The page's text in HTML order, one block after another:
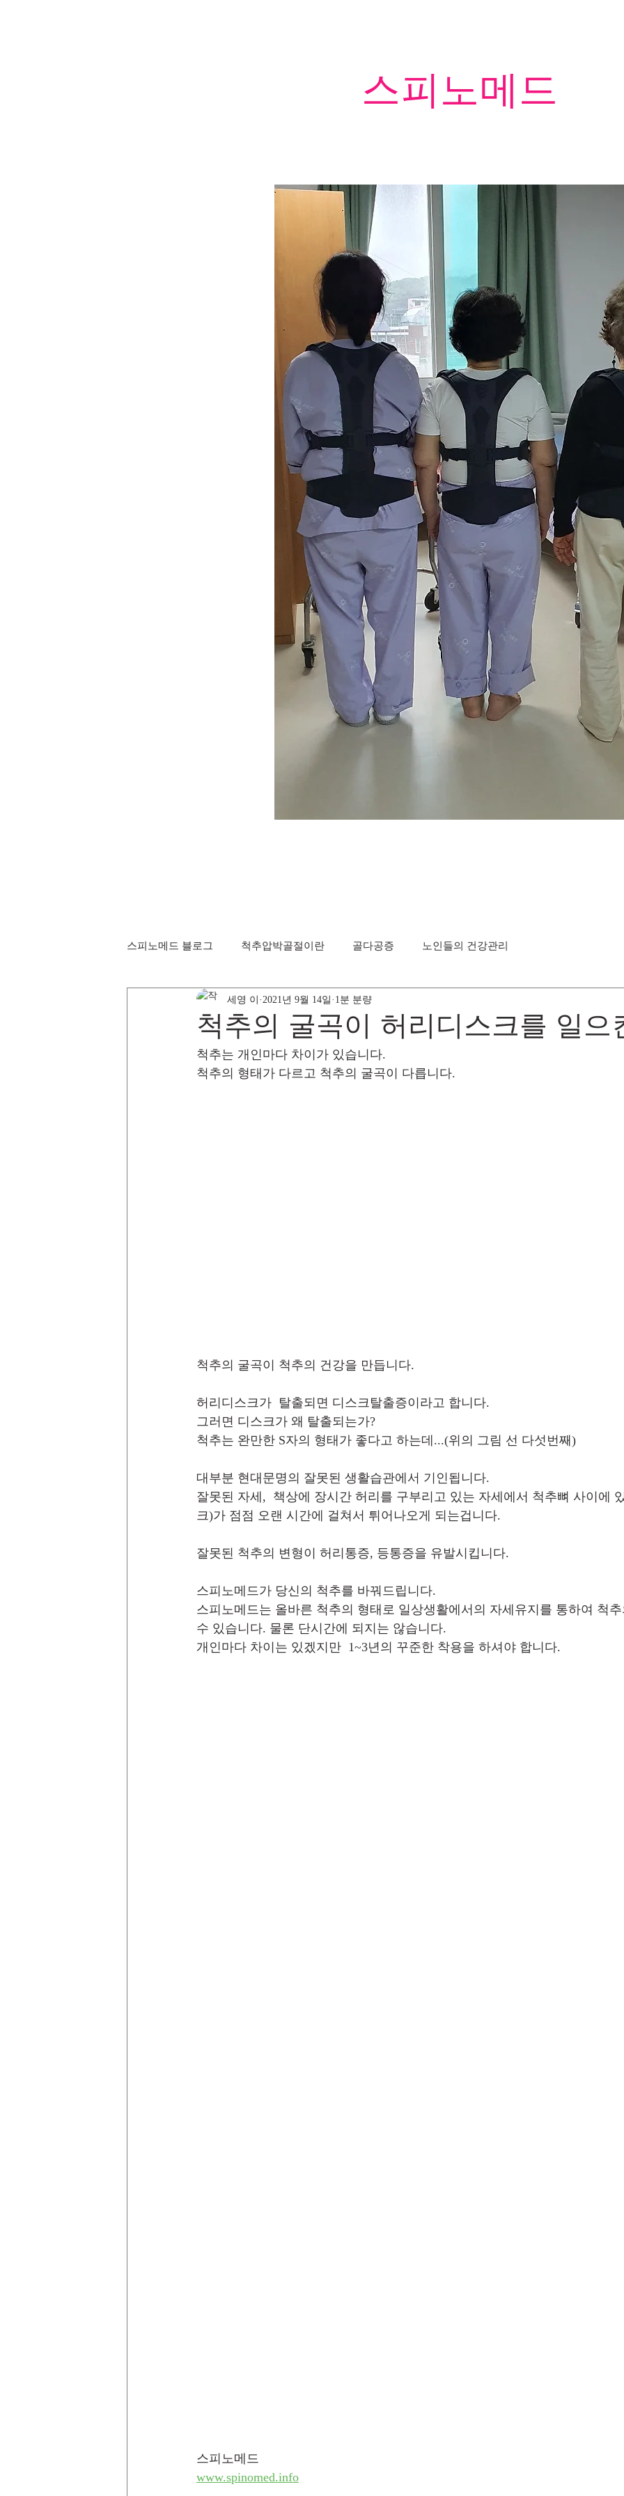
​스피노메드
스피노메드 블로그 척추압박골절이란 골다공증 노인들의 건강관리
척추의 굴곡이 허리디스크를 일으
세영 이 2021년 9월 14일 1분 분량
척추는 개인마다 차이가 있습니다.
척추의 형태가 다르고 척추의 굴곡이 다릅니다.
척추의 굴곡이 척추의 건강을 만듭니다.
허리디스크가  탈출되면 디스크탈출증이라고 합니다.
그러면 디스크가 왜 탈출되는가?
척추는 완만한 S자의 형태가 좋다고 하는데...(위의 그림 선 다섯번째)
대부분 현대문명의 잘못된 생활습관에서 기인됩니다.
잘못된 자세,  책상에 장시간 허리를 구부리고 있는 자세에서 척추뼈 사이에
크)가 점점 오랜 시간에 걸쳐서 튀어나오게 되는겁니다.
잘못된 척추의 변형이 허리통증, 등통증을 유발시킵니다.
스피노메드가 당신의 척추를 바꿔드립니다.
스피노메드는 올바른 척추의 형태로 일상생활에서의 자세유지를 통하여 척
수 있습니다. 물론 단시간에 되지는 않습니다.
개인마다 차이는 있겠지만  1~3년의 꾸준한 착용을 하셔야 합니다.
스피노메드
www.spinomed.info